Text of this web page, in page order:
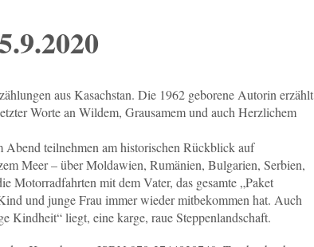
aus Kasachstan. Die 1962 geborene Autorin erzählt
Worte an Wildem, Grausamem und auch Herzlichem
teilnehmen am historischen Rückblick auf
Meer – über Moldawien, Rumänien, Bulgarien, Serbien,
Motorradfahrten mit dem Vater, das gesamte „Paket
und junge Frau immer wieder mitbekommen hat. Auch
liegt, eine karge, raue Steppenlandschaft.